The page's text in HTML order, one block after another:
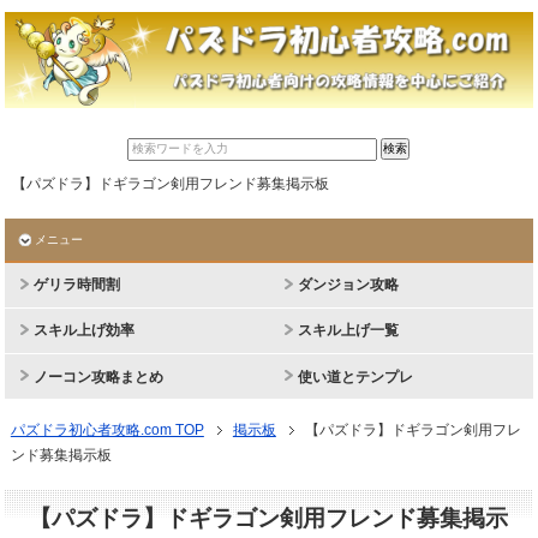
【パズドラ】ドギラゴン剣用フレンド募集掲示板
メニュー
ゲリラ時間割 ダンジョン攻略
スキル上げ効率 スキル上げ一覧
ノーコン攻略まとめ 使い道とテンプレ
パズドラ初心者攻略.com TOP 掲示板
【パズドラ】ドギラゴン剣用フレ
ンド募集掲示板
【パズドラ】ドギラゴン剣用フレンド募集掲示